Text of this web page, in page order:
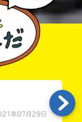
年07月29日